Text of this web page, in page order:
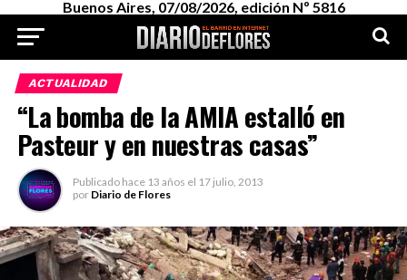
Buenos Aires, 07/08/2026, edición Nº 5816
ACTUALIDAD
“La bomba de la AMIA estalló en
Pasteur y en nuestras casas”
Publicado hace 13 años el 17 julio, 2013
por Diario de Flores